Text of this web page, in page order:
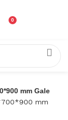
0
mm Gale